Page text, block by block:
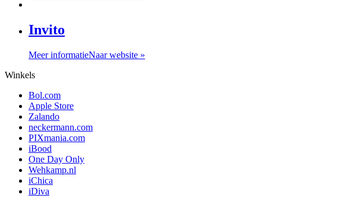
Invito
Meer informatieNaar website »
Winkels
Bol.com
Apple Store
Zalando
neckermann.com
PIXmania.com
iBood
One Day Only
Wehkamp.nl
iChica
iDiva